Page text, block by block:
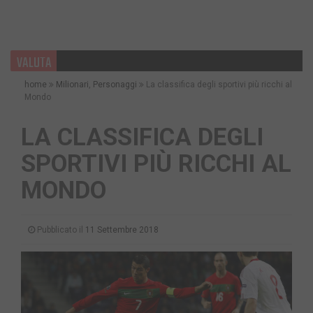
VALUTA
home Milionari, Personaggi
La classifica degli sportivi più ricchi al
Mondo
LA CLASSIFICA DEGLI
SPORTIVI PIÙ RICCHI AL
MONDO
Pubblicato il 11 Settembre 2018